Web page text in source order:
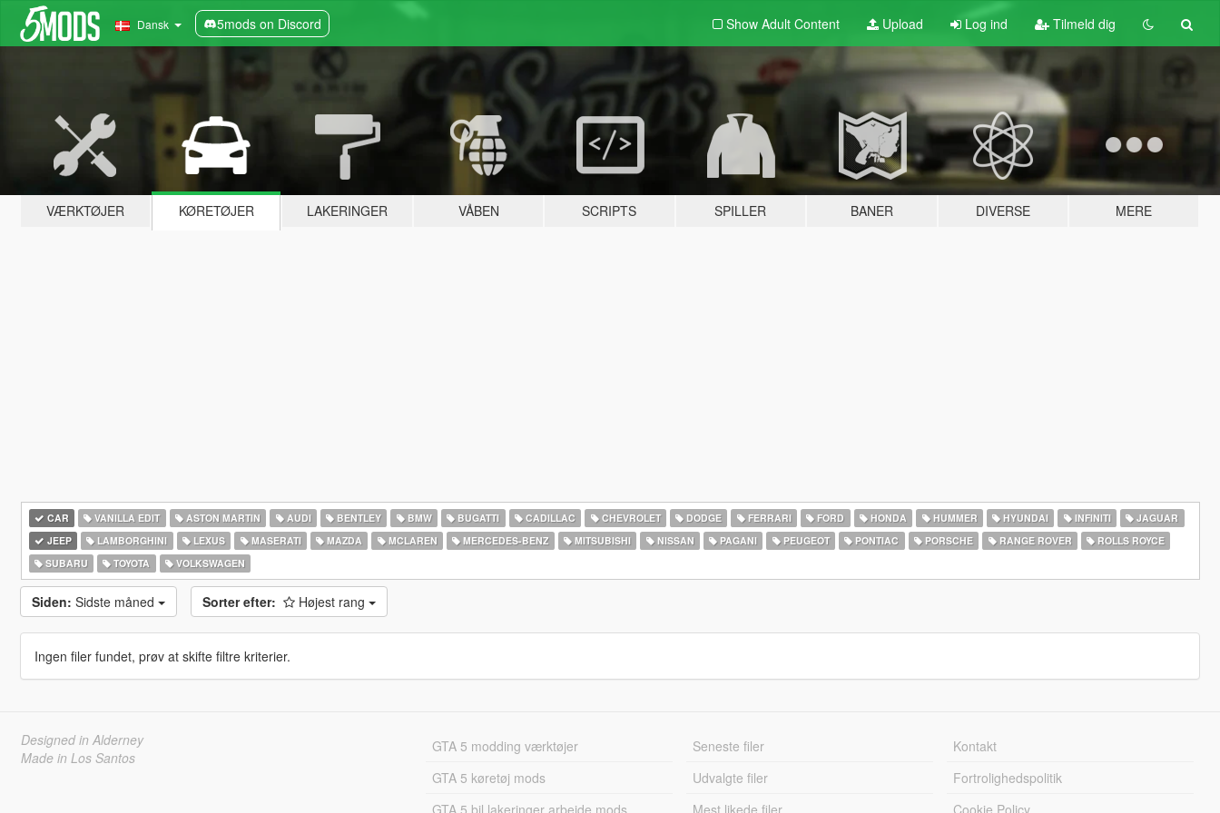
Dansk 5mods on Discord Show Adult Content Upload Log ind Tilmeld dig
VÆRKTØJER KØRETØJER LAKERINGER VÅBEN SCRIPTS SPILLER BANER DIVERSE MERE
CAR VANILLA EDIT ASTON MARTIN AUDI BENTLEY BMW BUGATTI CADILLAC CHEVROLET DODGE FERRARI FORD HONDA HUMMER HYUNDAI INFINITI
JAGUAR
JEEP
LAMBORGHINI LEXUS MASERATI MAZDA MCLAREN MERCEDES-BENZ MITSUBISHI NISSAN PAGANI PEUGEOT PONTIAC PORSCHE RANGE ROVER
ROLLS ROYCE
SUBARU
TOYOTA VOLKSWAGEN
Siden: Sidste måned Sorter efter: Højest rang
Ingen filer fundet, prøv at skifte filtre kriterier.
Designed in Alderney
Made in Los Santos
GTA 5 modding værktøjer
GTA 5 køretøj mods
GTA 5 bil lakeringer arbejde mods
Seneste filer
Udvalgte filer
Mest likede filer
Kontakt
Fortrolighedspolitik
Cookie Policy